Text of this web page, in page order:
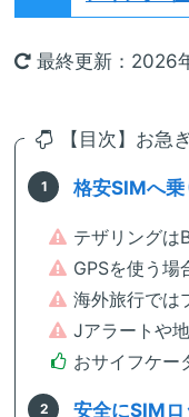
最終更新：2026
【目次】お急
格安SIMへ乗
テザリング
GPSを使う場
海外旅行では
Jアラートや
おサイフケー
安全にSIMロ